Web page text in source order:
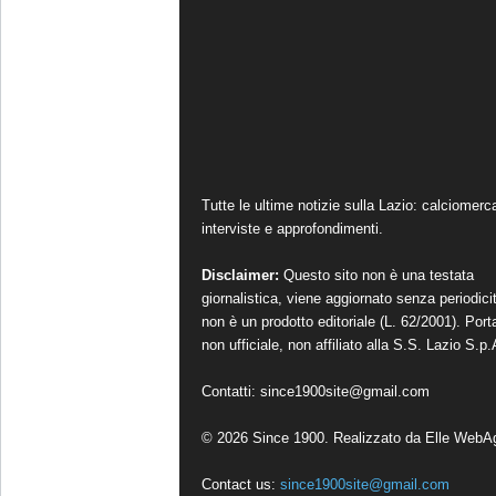
Tutte le ultime notizie sulla Lazio:
interviste e approfondimenti.
Disclaimer: Questo sito non è una testata
giornalistica, viene aggiornato senza
non è un prodotto editoriale (L. 62/2001).
non ufficiale, non affiliato alla S.S. Lazio
Contatti: since1900site@gmail.com
© 2026 Since 1900. Realizzato da Elle
Contact us: since1900site@gmail.com